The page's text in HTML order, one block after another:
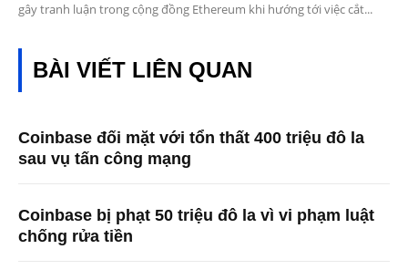
gây tranh luận trong cộng đồng Ethereum khi hướng tới việc cắt...
BÀI VIẾT LIÊN QUAN
Coinbase đối mặt với tổn thất 400 triệu đô la
sau vụ tấn công mạng
Coinbase bị phạt 50 triệu đô la vì vi phạm luật
chống rửa tiền